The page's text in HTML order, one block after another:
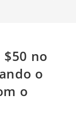
$50 no
o
o